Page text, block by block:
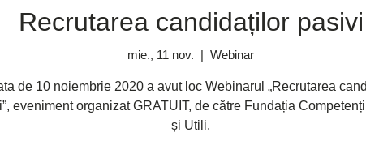
Recrutarea candidaților pasivi
mie., 11 nov.
  |
Webinar
de 10 noiembrie 2020 a avut loc Webinarul „Recrutarea
eveniment organizat GRATUIT, de către Fundația
și Utili.